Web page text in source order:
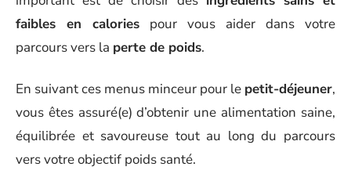
faibles en calories pour vous aider dans votre
parcours vers la perte de poids.
En suivant ces menus minceur pour le petit-déjeuner,
vous êtes assuré(e) d’obtenir une alimentation saine,
équilibrée et savoureuse tout au long du parcours
vers votre objectif poids santé.